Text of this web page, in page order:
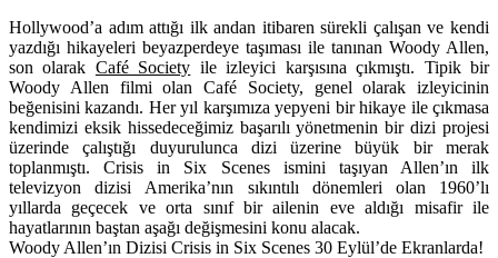
Hollywood’a adım attığı ilk andan itibaren sürekli çalışan ve kendi
yazdığı hikayeleri beyazperdeye taşıması ile tanınan Woody Allen,
son olarak Café Society ile izleyici karşısına çıkmıştı. Tipik bir
Woody Allen filmi olan Café Society, genel olarak izleyicinin
beğenisini kazandı. Her yıl karşımıza yepyeni bir hikaye ile çıkmasa
kendimizi eksik hissedeceğimiz başarılı yönetmenin bir dizi projesi
üzerinde çalıştığı duyurulunca dizi üzerine büyük bir merak
toplanmıştı.Crisis in Six Scenesismini taşıyan Allen’ın ilk
televizyon dizisi Amerika’nın sıkıntılı dönemleri olan 1960’lı
yıllarda geçecek ve orta sınıf bir ailenin eve aldığı misafir ile
hayatlarının baştan aşağı değişmesini konu alacak.
Woody Allen’ın Dizisi Crisis in Six Scenes 30 Eylül’de Ekranlarda!